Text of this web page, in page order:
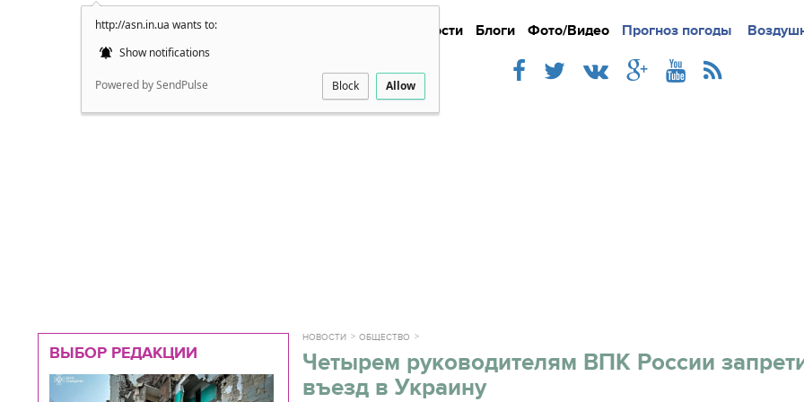
http://asn.in.ua wants to:
Show notifications
Powered by SendPulse Block Allow
Новости Блоги Фото/Видео Прогноз погоды
Подробно Новости
ВЫБОР РЕДАКЦИИ
НОВОСТИ ОБЩЕСТВО
Четырем руководителям ВПК России
въезд в Украину